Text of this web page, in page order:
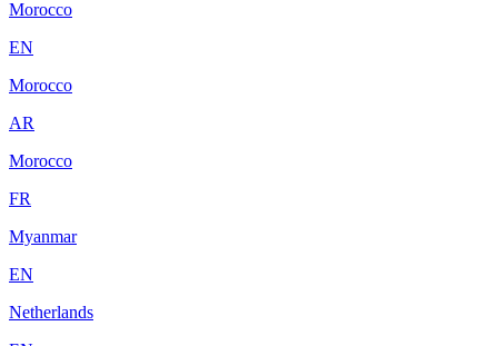
Morocco
EN
Morocco
AR
Morocco
FR
Myanmar
EN
Netherlands